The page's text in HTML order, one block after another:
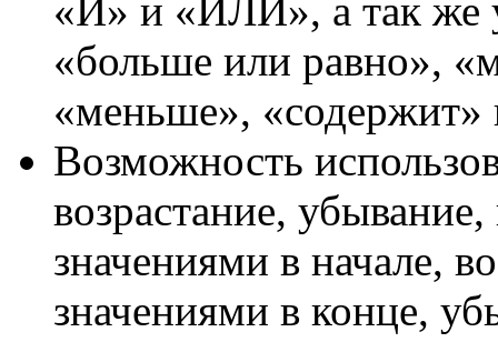
«И» и «ИЛИ», а так же
«больше или равно»,
«меньше», «содержит»
Возможность
возрастание,
значениями в начале,
значениями в конце,